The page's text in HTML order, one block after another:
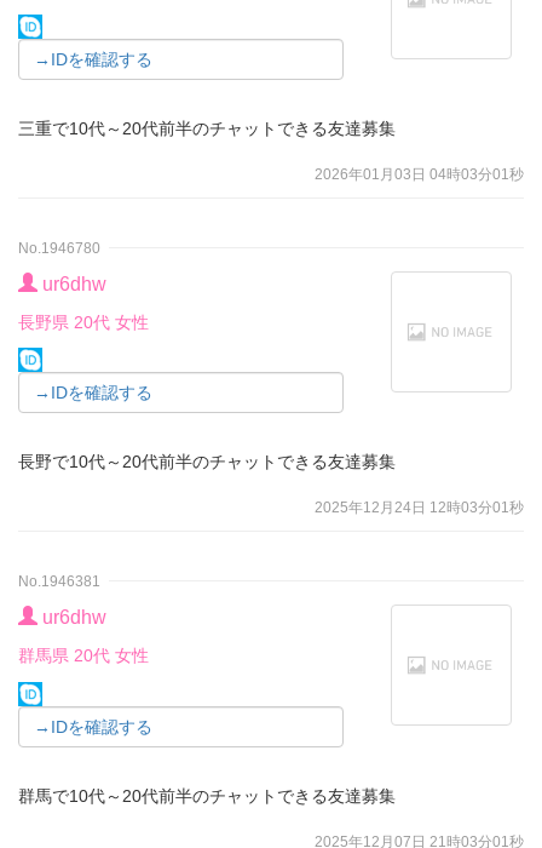
→IDを確認する
三重で10代～20代前半のチャットできる友達募集
2026年01月03日 04時03分01秒
No.1946780
ur6dhw
長野県 20代 女性
→IDを確認する
長野で10代～20代前半のチャットできる友達募集
2025年12月24日 12時03分01秒
No.1946381
ur6dhw
群馬県 20代 女性
→IDを確認する
群馬で10代～20代前半のチャットできる友達募集
2025年12月07日 21時03分01秒